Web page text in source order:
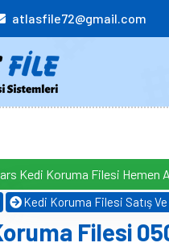
atlasfile72@gmail.com
Kedi Koruma Filesi Hemen
Kedi Koruma Filesi Satış Ve
Filesi